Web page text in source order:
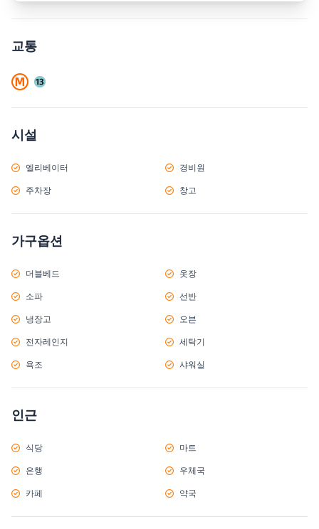
교통
시설
엘리베이터 경비원
주차장 창고
가구옵션
더블베드 옷장
소파 선반
냉장고 오븐
전자레인지 세탁기
욕조 샤워실
인근
식당 마트
은행 우체국
카페 약국